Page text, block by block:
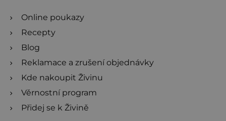
Online poukazy
Recepty
Blog
Reklamace a zrušení objednávky
Kde nakoupit Živinu
Věrnostní program
Přidej se k Živině